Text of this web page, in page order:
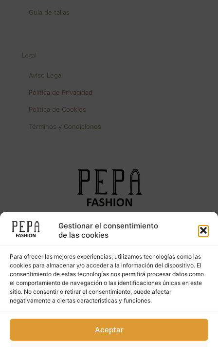
Gestionar el consentimiento
de las cookies
Para ofrecer las mejores experiencias, utilizamos tecnologías como las
cookies para almacenar y/o acceder a la información del dispositivo. El
consentimiento de estas tecnologías nos permitirá procesar datos como
el comportamiento de navegación o las identificaciones únicas en este
sitio. No consentir o retirar el consentimiento, puede afectar
negativamente a ciertas características y funciones.
Aceptar
Guía de tallas
Legal
Aviso Legal
Política de Privacidad
Política de Cookies
Términos y Condiciones
Síguenos en nuestras redes sociales
Copyright © 2023. PepaFashion Todos los derechos